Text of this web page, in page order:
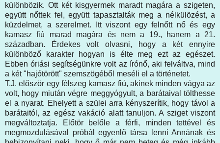
különbözik. Ott két kisgyermek maradt magára a szigeten,
együtt nőttek fel, együtt tapasztalták meg a nélkülözést, a
küzdelmet, a szerelmet. Itt viszont egy felnőtt nő és egy
kamasz fiú marad magára és nem a 19., hanem a 21.
században. Érdekes volt olvasni, hogy a két ennyire
különböző karakter hogyan is élte meg ezt az egészet.
Ebben óriási segítségünkre volt az írónő, aki felváltva, mind
a két "hajótörött" szemszögéből meséli el a történetet.
T.J. először egy félszeg kamasz fiú, akinek minden vágya az
volt, hogy miután végre meggyógyult, a barátaival tölthesse
el a nyarat. Ehelyett a szülei arra kényszerítik, hogy távol a
barátaitól, az egész vakáció alatt tanuljon. A sziget viszont
megváltoztatja. Előtör belőle a férfi, minden tettével és
megmozdulásával próbál egyenlő társa lenni Annának és